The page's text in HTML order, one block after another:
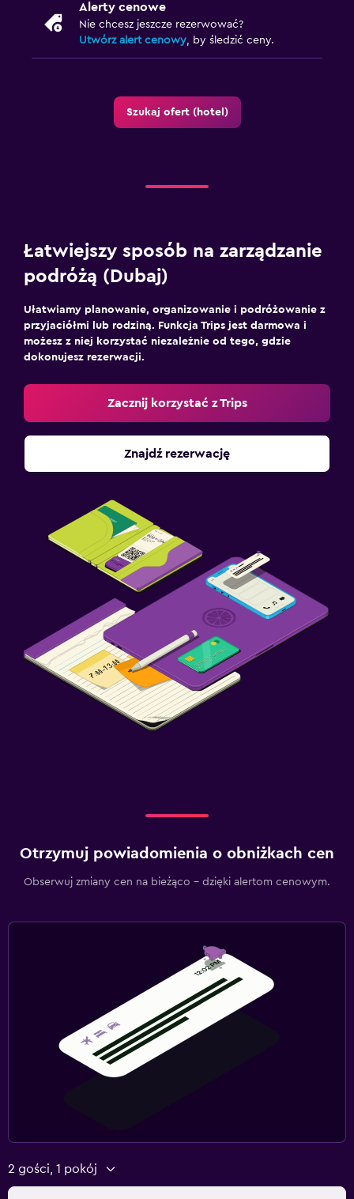
Alerty cenowe
Nie chcesz jeszcze rezerwować?
Utwórz alert cenowy , by śledzić ceny.
Szukaj ofert (hotel)
Łatwiejszy sposób na zarządzanie
podróżą (Dubaj)
Ułatwiamy planowanie, organizowanie i podróżowanie z
przyjaciółmi lub rodziną. Funkcja Trips jest darmowa i
możesz z niej korzystać niezależnie od tego, gdzie
dokonujesz rezerwacji.
Zacznij korzystać z Trips
Znajdź rezerwację
Otrzymuj powiadomienia o obniżkach cen
Obserwuj zmiany cen na bieżąco – dzięki alertom cenowym.
2 gości, 1 pokój